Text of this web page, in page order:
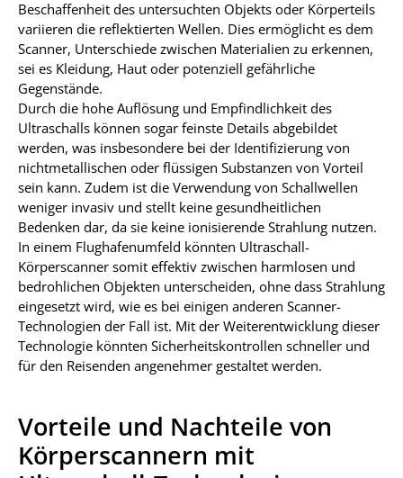
Beschaffenheit des untersuchten Objekts oder Körperteils
variieren die reflektierten Wellen. Dies ermöglicht es dem
Scanner, Unterschiede zwischen Materialien zu erkennen,
sei es Kleidung, Haut oder potenziell gefährliche
Gegenstände.
Durch die hohe Auflösung und Empfindlichkeit des
Ultraschalls können sogar feinste Details abgebildet
werden, was insbesondere bei der Identifizierung von
nichtmetallischen oder flüssigen Substanzen von Vorteil
sein kann. Zudem ist die Verwendung von Schallwellen
weniger invasiv und stellt keine gesundheitlichen
Bedenken dar, da sie keine ionisierende Strahlung nutzen.
In einem Flughafenumfeld könnten Ultraschall-
Körperscanner somit effektiv zwischen harmlosen und
bedrohlichen Objekten unterscheiden, ohne dass Strahlung
eingesetzt wird, wie es bei einigen anderen Scanner-
Technologien der Fall ist. Mit der Weiterentwicklung dieser
Technologie könnten Sicherheitskontrollen schneller und
für den Reisenden angenehmer gestaltet werden.
Vorteile und Nachteile von
Körperscannern mit